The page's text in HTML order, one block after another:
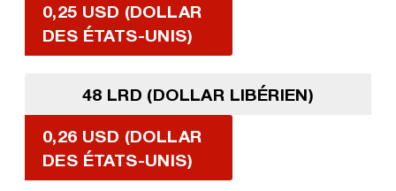
0,25 USD (DOLLAR
DES ÉTATS-UNIS)
48 LRD (DOLLAR LIBÉRIEN)
0,26 USD (DOLLAR
DES ÉTATS-UNIS)